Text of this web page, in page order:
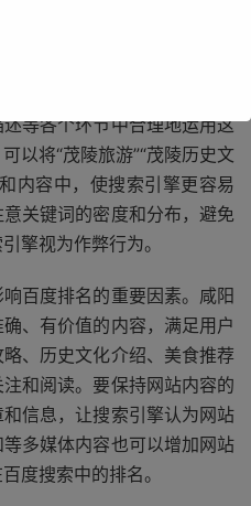
等各个环节中合理地运用这
以将“茂陵旅游”“茂陵历史文
内容中，使搜索引擎更容易
关键词的密度和分布，避免
擎视为作弊行为。
百度排名的重要因素。咸阳
、有价值的内容，满足用户
、历史文化介绍、美食推荐
和阅读。要保持网站内容的
信息，让搜索引擎认为网站
多媒体内容也可以增加网站
度搜索中的排名。